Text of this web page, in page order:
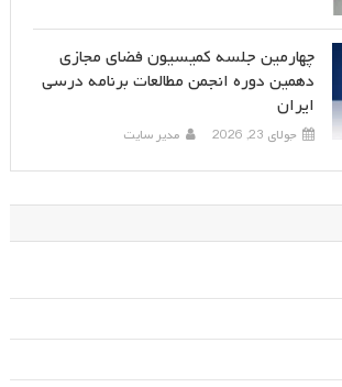
چهارمین جلسه کمیسیون فضای مجازی
دهمین دوره انجمن مطالعات برنامه درسی
ایران
جولای 23, 2026 مدیر سایت